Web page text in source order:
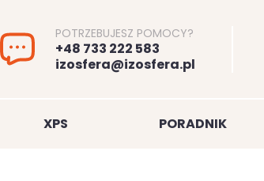
POTRZEBUJESZ POMOCY?
+48 733 222 583
izosfera@izosfera.pl
XPS PORADNIK